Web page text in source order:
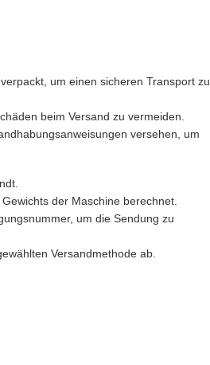
um einen sicheren Transport zu
beim Versand zu vermeiden.
versehen, um
der Maschine berechnet.
um die Sendung zu
Versandmethode ab.